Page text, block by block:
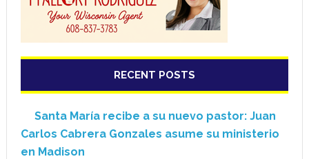
RECENT POSTS
Santa María recibe a su nuevo pastor: Juan
Carlos Cabrera Gonzales asume su ministerio
en Madison